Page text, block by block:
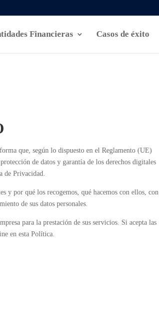
Financieras Casos de éxito
que, según lo dispuesto en el Reglamento (UE)
de datos y garantía de los derechos digitales
de Privacidad.
y por qué los recogemos, qué hacemos con ellos, con
de sus datos personales.
para la prestación de sus servicios. Si acepta las
en esta Política.